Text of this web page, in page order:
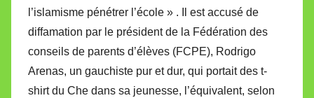
l’islamisme pénétrer l’école » . Il est accusé de
diffamation par le président de la Fédération des
conseils de parents d’élèves (FCPE), Rodrigo
Arenas, un gauchiste pur et dur, qui portait des t-
shirt du Che dans sa jeunesse, l’équivalent, selon